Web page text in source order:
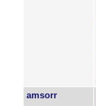
amsorr